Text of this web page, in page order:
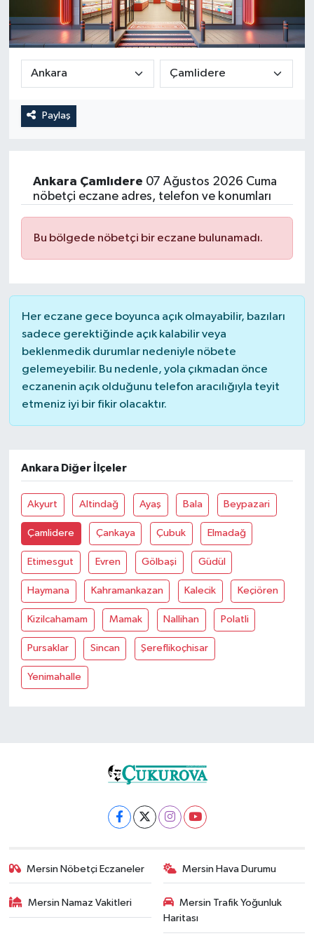
Paylaş
Ankara Çamlıdere 07 Ağustos 2026 Cuma
nöbetçi eczane adres, telefon ve konumları
Bu bölgede nöbetçi bir eczane bulunamadı.
Her eczane gece boyunca açık olmayabilir, bazıları
sadece gerektiğinde açık kalabilir veya
beklenmedik durumlar nedeniyle nöbete
gelemeyebilir. Bu nedenle, yola çıkmadan önce
eczanenin açık olduğunu telefon aracılığıyla teyit
etmeniz iyi bir fikir olacaktır.
Ankara Diğer İlçeler
Akyurt Altindağ Ayaş Bala Beypazari
Çamlidere Çankaya Çubuk Elmadağ
Etimesgut Evren Gölbaşi Güdül
Haymana Kahramankazan Kalecik Keçiören
Kizilcahamam Mamak Nallihan Polatli
Pursaklar Sincan Şereflikoçhisar
Yenimahalle
Mersin Nöbetçi Eczaneler Mersin Hava Durumu
Mersin Namaz Vakitleri
Mersin Trafik Yoğunluk
Haritası